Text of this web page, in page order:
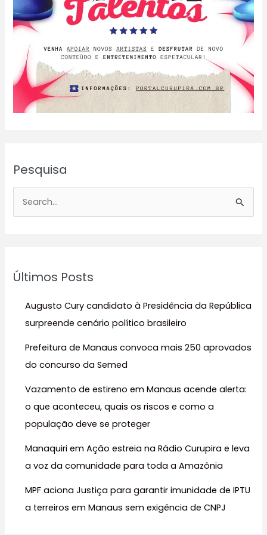
Pesquisa
iÚltimos Posts
Augusto Cury candidato à Presidência da República
surpreende cenário político brasileiro
Prefeitura de Manaus convoca mais 250 aprovados
do concurso da Semed
Vazamento de estireno em Manaus acende alerta:
o que aconteceu, quais os riscos e como a
população deve se proteger
Manaquiri em Ação estreia na Rádio Curupira e leva
a voz da comunidade para toda a Amazônia
MPF aciona Justiça para garantir imunidade de IPTU
a terreiros em Manaus sem exigência de CNPJ